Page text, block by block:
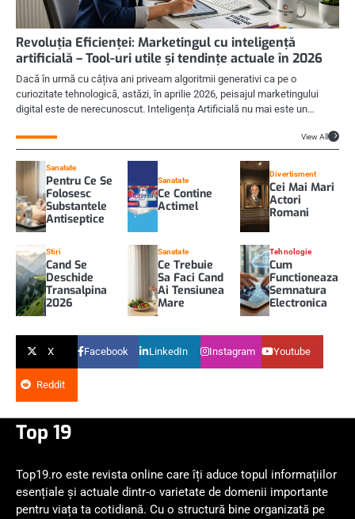
Revoluția Eficienței: Marketingul cu inteligență
artificială – Tool-uri utile și tendințe actuale în 2026
Dacă în urmă cu câțiva ani priveam algoritmii generativi ca pe o
curiozitate tehnologică, astăzi, în aprilie 2026, peisajul marketingului
digital este de nerecunoscut. Inteligența Artificială nu mai este un…
View All
Sanatate
Pentru Ce Se
Folosesc
Substantele
Antiseptice
Sanatate
Ce Contine
Actimel
Divertisment
Cei Mai Mari
Actori
Romani
Stiri
Cand Se
Deschide
Transalpina
2026
Sanatate
Ce Trebuie
Sa Faci Cand
Ai Tensiunea
Mare
Tehnologie
Cum
Functioneaza
Semnatura
Electronica
X Facebook LinkedIn Instagram Youtube
Reddit
Top 19
Top19.ro este revista online care îți aduce topul informațiilor
esențiale și actuale dintr-o varietate de domenii importante
pentru viața ta cotidiană. Cu o structură bine organizată pe